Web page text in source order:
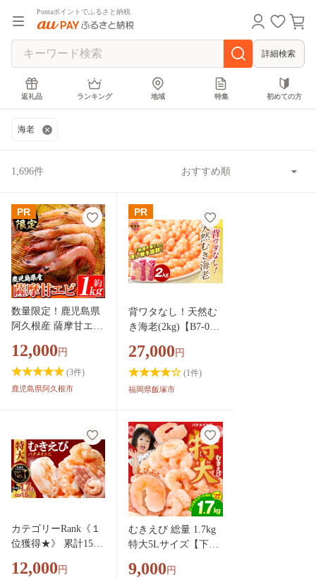
Pontaポイントでふるさと納税
詳細検索
返礼品 ランキング 地域 特集 初めての方
海老
1,696件
数量限定！鹿児島県
阿久根産 薩摩甘エビ
産 阿久根市産 えび
海老 急速冷凍 冷凍
配送 魚貝類 魚介類
12,000 円
(3件)
鹿児島県阿久根市
PR
背ワタなし！天然む
き海老(2kg)【B7-02
27,000 円
(1件)
福岡県飯塚市
PR
カテゴリーRank《１
位獲得★》 累計150,
昇中 ! 背ワタなし 特
12,000 円
むきえび 総量 1.7kg
特大5Lサイズ【下処
2P 訳あり サイズ不
9,000 円